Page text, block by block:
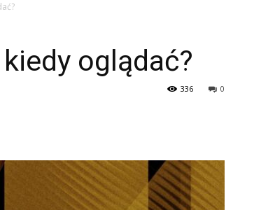
oglądać?
0
336